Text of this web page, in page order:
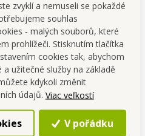
zvyklí a nemuseli se pokaždé
souhlas
- malých souborů, které
prohlížeči. Stisknutím tlačítka
cookies tak, abychom
užitečné služby na základě
kdykoli změnit
údajů. Viac veľkostí
V pořádku
je prodyšný a dobře
zabrání stékání potu do
větru a prochladnutí.
vlhkost
do obličeje